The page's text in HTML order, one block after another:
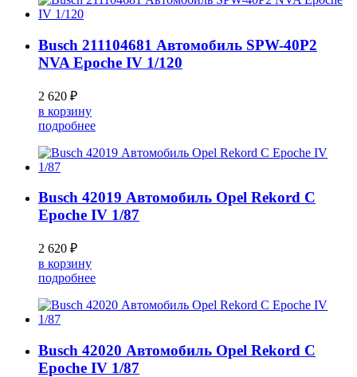
Busch 211104681 Автомобиль SPW-40P2
NVA Epoche IV 1/120
2 620 ₽
в корзину
подробнее
Busch 42019 Автомобиль Opel Rekord C
Epoche IV 1/87
2 620 ₽
в корзину
подробнее
Busch 42020 Автомобиль Opel Rekord C
Epoche IV 1/87